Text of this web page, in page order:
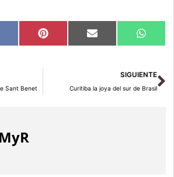
Compartir
en
Pinterest Compartir
en
Email
en
Sant Benet
SIGUIENTE
Curitiba la joya del sur de Brasil
MyR